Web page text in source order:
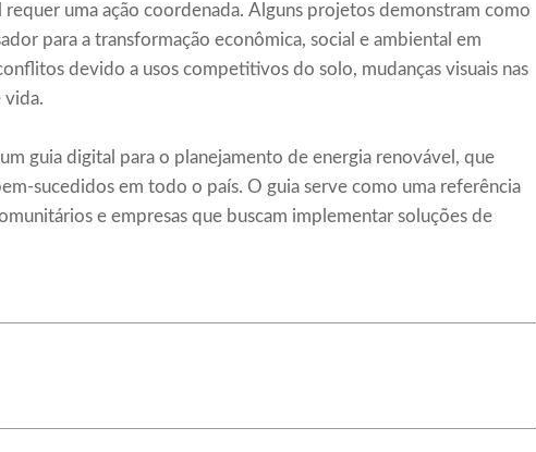
uma ação coordenada. Alguns projetos demonstram como
para a transformação econômica, social e ambiental em
devido a usos competitivos do solo, mudanças visuais nas
vida.
guia digital para o planejamento de energia renovável, que
sucedidos em todo o país. O guia serve como uma referência
e empresas que buscam implementar soluções de